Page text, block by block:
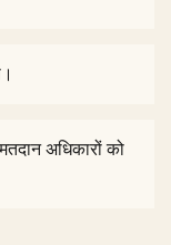
अधिकारों को